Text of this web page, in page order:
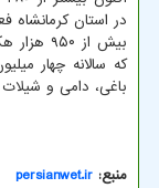
در استان کرمانشاه
بیش از
باغی، دامی و
منبع: persianwet.ir